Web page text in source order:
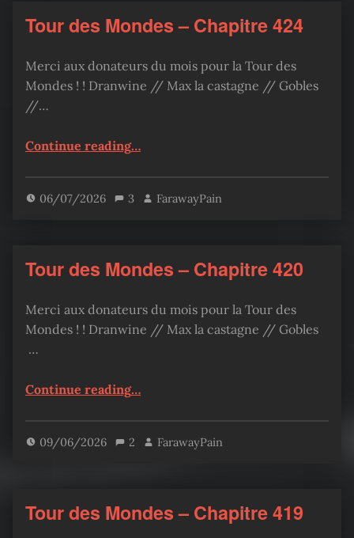
Tour des Mondes – Chapitre 424
Merci aux donateurs du mois pour la Tour des
Mondes ! ! Dranwine // Max la castagne // Gobles
//…
Continue reading“Tour des Mondes – Chapitre 424”
…
06/07/2026 3 FarawayPain
Tour des Mondes – Chapitre 420
Merci aux donateurs du mois pour la Tour des
Mondes ! ! Dranwine // Max la castagne // Gobles
…
Continue reading“Tour des Mondes – Chapitre 420”
…
09/06/2026 2 FarawayPain
Tour des Mondes – Chapitre 419